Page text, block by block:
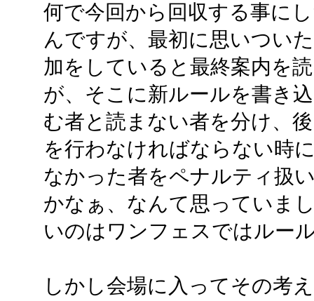
何で今回から回収する事に
んですが、最初に思いつい
加をしていると最終案内を
が、そこに新ルールを書き
む者と読まない者を分け、
を行わなければならない時
なかった者をペナルティ扱
かなぁ、なんて思っていま
いのはワンフェスではルー
しかし会場に入ってその考